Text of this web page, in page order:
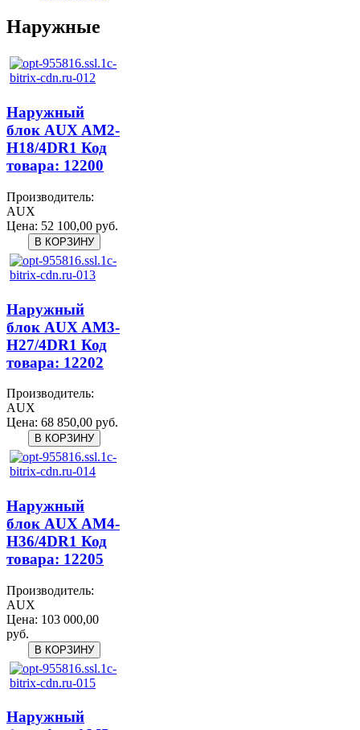
Наружные
Наружный
блок AUX AM2-
H18/4DR1 Код
товара: 12200
Производитель:
AUX
Цена: 52 100,00 руб.
Наружный
блок AUX AM3-
H27/4DR1 Код
товара: 12202
Производитель:
AUX
Цена: 68 850,00 руб.
Наружный
блок AUX AM4-
H36/4DR1 Код
товара: 12205
Производитель:
AUX
Цена: 103 000,00
руб.
Наружный